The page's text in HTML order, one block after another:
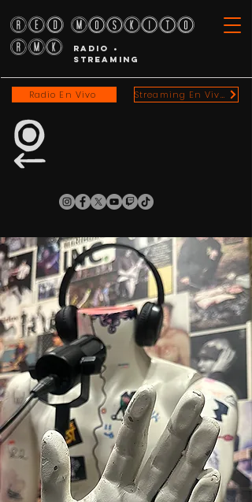
RED MOSKITO
Radio En Vivo
RMK
RADIO •
STREAMING
Streaming En Vivo